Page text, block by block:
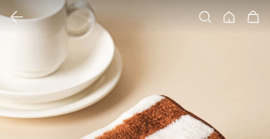
클릭 시 이미지 확대 보기 팝업 열림